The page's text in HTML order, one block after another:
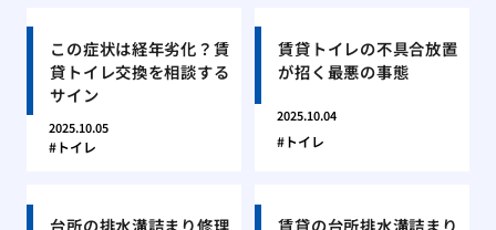
この症状は経年劣化？賃
貸トイレ交換を相談する
サイン
2025.10.05
トイレ
賃貸トイレの不具合放置
が招く最悪の事態
2025.10.04
トイレ